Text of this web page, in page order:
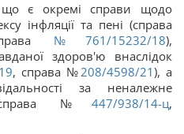
що є окремі справи щодо
інфляції та пені (справа
№761/15232/18),
здоров'ю внаслідок
, справа №208/4598/21), а
за неналежне
№ 447/938/14-ц,